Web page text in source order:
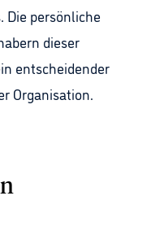
Die persönliche
dieser
entscheidender
Organisation.